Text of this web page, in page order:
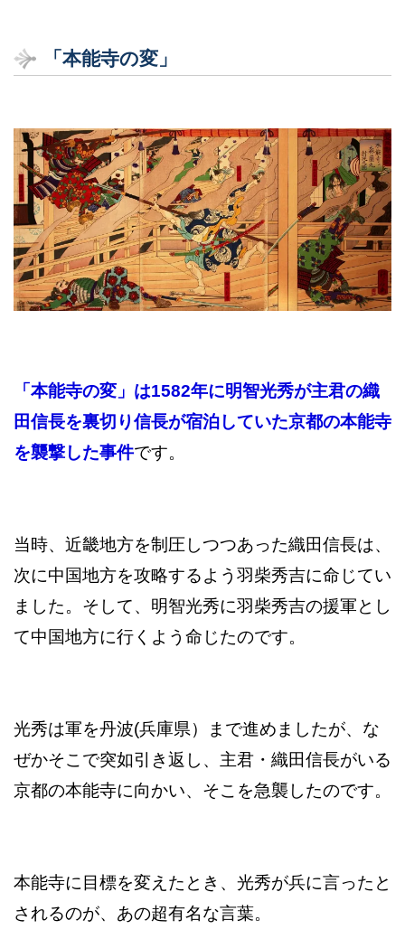
「本能寺の変」
「本能寺の変」は1582年に明智光秀が主君の織
田信長を裏切り信長が宿泊していた京都の本能寺
を襲撃した事件です。
当時、近畿地方を制圧しつつあった織田信長は、
次に中国地方を攻略するよう羽柴秀吉に命じてい
ました。そして、明智光秀に羽柴秀吉の援軍とし
て中国地方に行くよう命じたのです。
光秀は軍を丹波(兵庫県）まで進めましたが、な
ぜかそこで突如引き返し、主君・織田信長がいる
京都の本能寺に向かい、そこを急襲したのです。
本能寺に目標を変えたとき、光秀が兵に言ったと
されるのが、あの超有名な言葉。